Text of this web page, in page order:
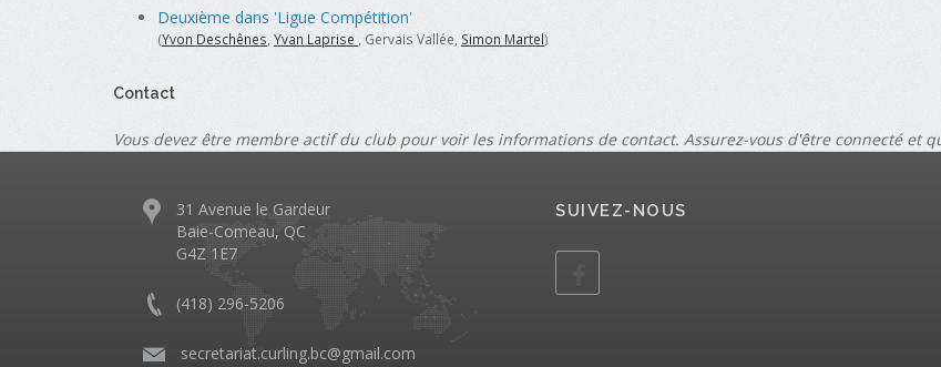
Deuxième dans 'Ligue Compétition'
(Yvon Deschênes, Yvan Laprise , Gervais Vallée, Simon Martel)
Contact
Vous devez être membre actif du club pour voir les informations de contact. Assurez-vous d'être connecté et
31 Avenue le Gardeur
Baie-Comeau, QC
G4Z 1E7
(418) 296-5206
secretariat.curling.bc@gmail.com
SUIVEZ-NOUS